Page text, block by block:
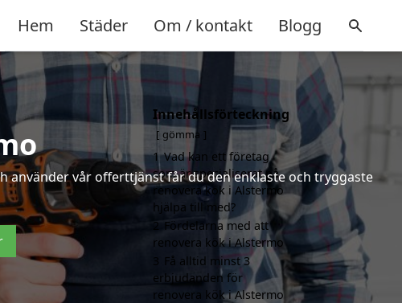
Hem Städer Om / kontakt Blogg
använder vår offerttjänst får du den enklaste och tryggaste
Innehållsförteckning
gömma
1 Vad kan ett företag
som är specialiserat på
renovera kök i Alstermo
hjälpa till med?
2 Fördelarna med att
renovera kök i Alstermo
3 Få alltid minst 3
erbjudanden för
renovera kök i Alstermo